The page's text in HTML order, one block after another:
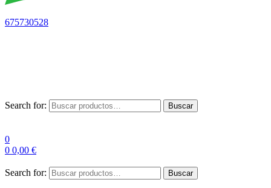
675730528
Search for: Buscar
0
0 0,00 €
Search for: Buscar